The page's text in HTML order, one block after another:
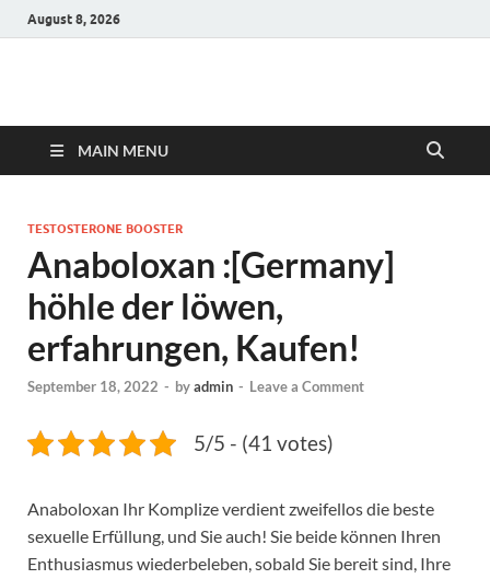
August 8, 2026
Hulk Supplements
MAIN MENU
TESTOSTERONE BOOSTER
Anaboloxan :[Germany]
höhle der löwen,
erfahrungen, Kaufen!
September 18, 2022 - byadmin - Leave a Comment
5/5 - (41 votes)
Anaboloxan Ihr Komplize verdient zweifellos die beste
sexuelle Erfüllung, und Sie auch! Sie beide können Ihren
Enthusiasmus wiederbeleben, sobald Sie bereit sind, Ihre